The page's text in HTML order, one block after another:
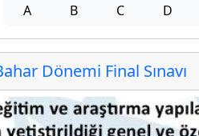
A B C D
Dönemi Final Sınavı